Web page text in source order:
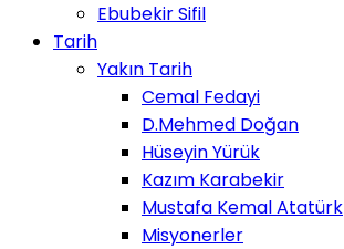
Ebubekir Sifil
Tarih
Yakın Tarih
Cemal Fedayi
D.Mehmed Doğan
Hüseyin Yürük
Kazım Karabekir
Mustafa Kemal Atatürk
Misyonerler